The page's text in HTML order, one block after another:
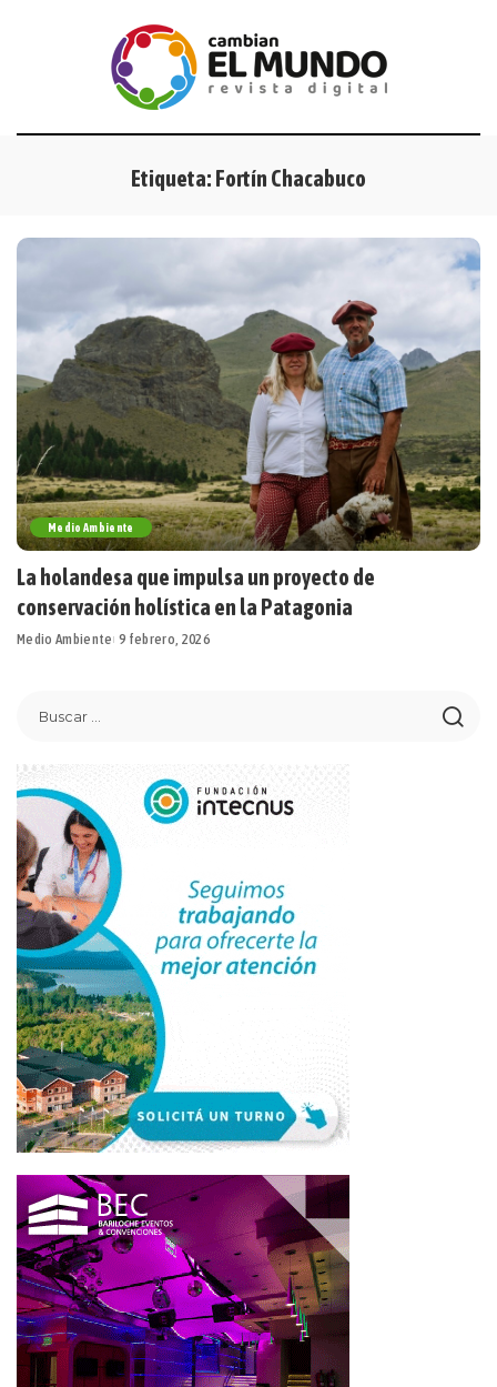
Etiqueta: Fortín Chacabuco
Medio Ambiente
La holandesa que impulsa un proyecto de
conservación holística en la Patagonia
Medio Ambiente 9 febrero, 2026